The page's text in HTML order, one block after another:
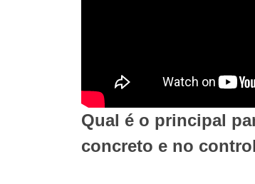
Qual é o principal
concreto e no